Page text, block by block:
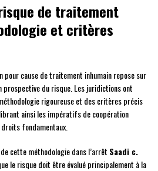
de traitement
et critères
pour cause de traitement inhumain repose sur
prospective du risque. Les juridictions ont
rigoureuse et des critères précis
ainsi les impératifs de coopération
fondamentaux.
cette méthodologie dans l’arrêt Saadi c.
le risque doit être évalué principalement à la